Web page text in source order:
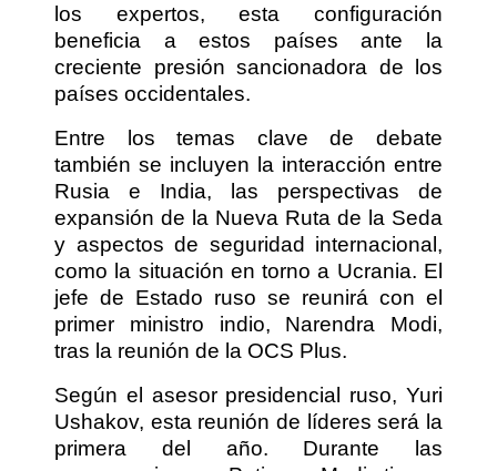
los expertos, esta configuración
beneficia a estos países ante la
creciente presión sancionadora de los
países occidentales.
Entre los temas clave de debate
también se incluyen la interacción entre
Rusia e India, las perspectivas de
expansión de la Nueva Ruta de la Seda
y aspectos de seguridad internacional,
como la situación en torno a Ucrania. El
jefe de Estado ruso se reunirá con el
primer ministro indio, Narendra Modi,
tras la reunión de la OCS Plus.
Según el asesor presidencial ruso, Yuri
Ushakov, esta reunión de líderes será la
primera del año. Durante las